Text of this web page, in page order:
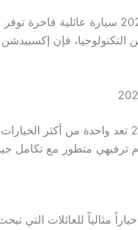
فإن
شيفروليه ترافيرس 2024 تعد
ترفيهي متطور مع تكامل